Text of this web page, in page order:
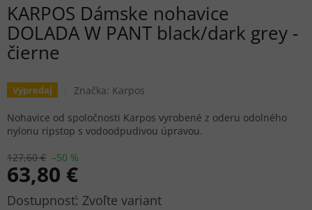
KARPOS Dámske nohavice
DOLADA W PANT black/dark grey -
čierne
Výpredaj Značka: Karpos
127,60 € –50 %
63,80 €
Jednotková
Zvoľte variant
Nohavice od spoločnosti Karpos vyrobené z oderu odolného
nylonu ripstop s vodoodpudivou úpravou.